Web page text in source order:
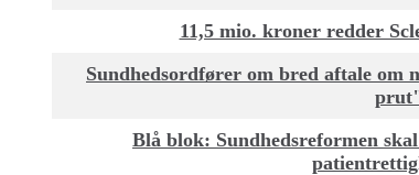
11,5 mio. kroner redder
Sundhedsordfører om bred aftale om
Blå blok: Sundhedsreformen